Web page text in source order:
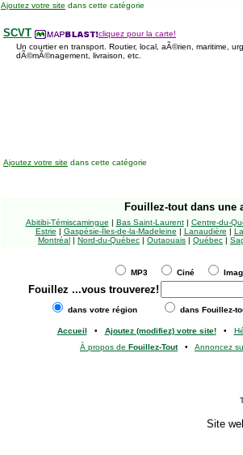
Ajoutez votre site dans cette catégorie
SCVT
cliquez pour la carte!
Un courtier en transport. Routier, local, aÃ©rien, maritime,
dÃ©mÃ©nagement, livraison, etc.
Ajoutez votre site dans cette catégorie
Fouillez-tout dans une
Abitibi-Témiscamingue | Bas Saint-Laurent| Centre-du-
Estrie | Gaspésie-Îles-de-la-Madeleine | Lanaudière |
Montréal | Nord-du-Québec | Outaouais | Québec |
MP3 Ciné
Fouillez ...vous trouverez!
dans votre région dans Fouillez-
Accueil • Ajoutez (modifiez) votre site!•
À propos de Fouillez-Tout• Annoncez
Site